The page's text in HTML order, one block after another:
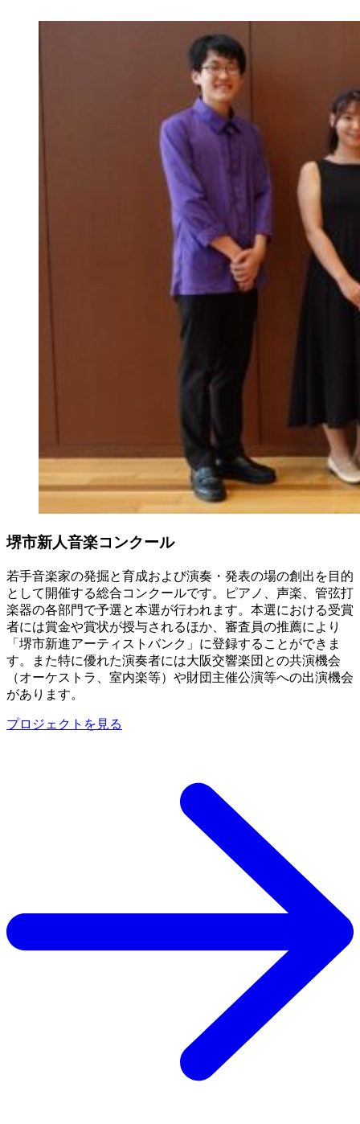
堺市新人音楽コンクール
若手音楽家の発掘と育成および演奏・発表の場の創出を目的
として開催する総合コンクールです。ピアノ、声楽、管弦打
楽器の各部門で予選と本選が行われます。本選における受賞
者には賞金や賞状が授与されるほか、審査員の推薦により
「堺市新進アーティストバンク」に登録することができま
す。また特に優れた演奏者には大阪交響楽団との共演機会
（オーケストラ、室内楽等）や財団主催公演等への出演機会
があります。
プロジェクトを見る